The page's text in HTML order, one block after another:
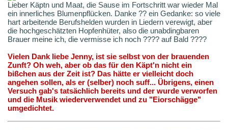
Lieber Käptn und Maat, die Sause im Fortschritt war wieder Mal
ein innerliches Blumenpflücken. Danke ?? ein Gedanke: so viele
hart arbeitende Berufshelden wurden in Liedern verewigt, aber
die hochgeschätzten Hopfenhüter, also die unabdingbaren
Brauer meine ich, die vermisse ich noch ???? auf Bald ????
Vielen Dank liebe Jenny, ist sie selbst von der brauenden
Zunft? Oh weh, aber ob das für den Käpt'n nicht ein
bißchen aus der Zeit ist? Das hätte er vielleicht doch
angehen sollen, als er (selber) noch suff... Übrigens, einen
Versuch gab's tatsächlich bereits und der wurde verworfen
und die Musik wiederverwendet und zu "Eiorschägge"
umgedichtet.